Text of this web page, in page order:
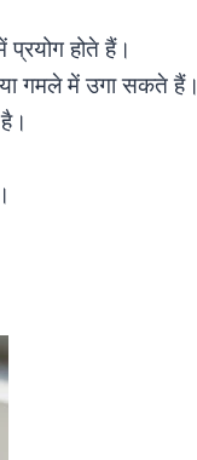
प्रयोग होते हैं।
गमले में उगा सकते हैं।